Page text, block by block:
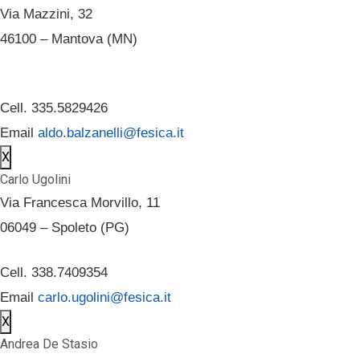
Via Mazzini, 32
46100 – Mantova (MN)
Cell. 335.5829426
Email aldo.balzanelli@fesica.it
X
Carlo Ugolini
Via Francesca Morvillo, 11
06049 – Spoleto (PG)
Cell. 338.7409354
Email carlo.ugolini@fesica.it
X
Andrea De Stasio